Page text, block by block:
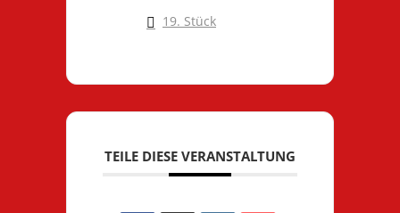
19. Stück
TEILE DIESE VERANSTALTUNG